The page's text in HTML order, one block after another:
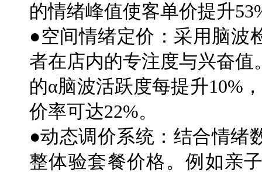
的情绪峰值使客单价提升
●空间情绪定价：采用脑波
者在店内的专注度与兴奋
的α脑波活跃度每提升10%
价率可达22%。
●动态调价系统：结合情绪
整体验套餐价格。例如亲